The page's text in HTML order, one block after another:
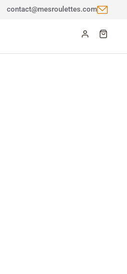
contact@mesroulettes.com